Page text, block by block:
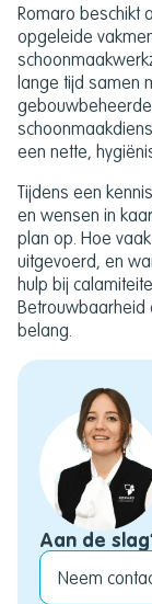
Romaro beschikt
opgeleide
lange tijd samen
een nette,
Tijdens een
en wensen in
plan op. Hoe
uitgevoerd, en
hulp bij
Betrouwbaarheid
belang.
Aan de
Neem